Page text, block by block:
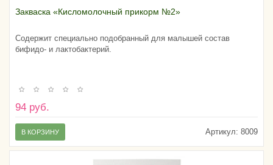
Закваска «Кисломолочный прикорм №2»
Содержит специально подобранный для малышей состав
бифидо- и лактобактерий.
94 руб.
Артикул: 8009
В КОРЗИНУ